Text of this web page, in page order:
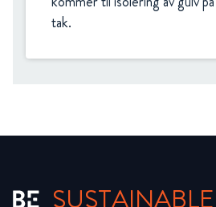
tak.
SUSTAINABLE